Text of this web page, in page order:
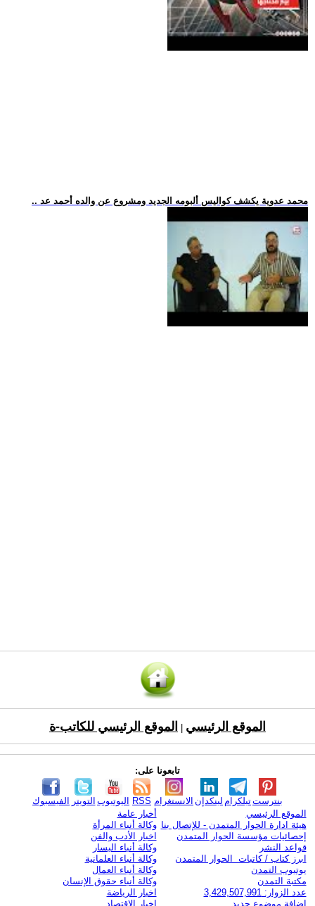
.. محمد عدوية يكشف كواليس ألبومه الجديد ومشروع عن والده أحمد عد
الموقع الرئيسي الموقع الرئيسي للكاتب-ة
تابعونا على:
الفيسبوك التويتر اليوتيوب RSS الانستغرام لينكدإن تيلكرامبنترست
الموقع الرئيسي
هيئة ادارة الحوار المتمدن - للإتصال بنا
إحصائيات مؤسسة الحوار المتمدن
قواعد النشر
ابرز كتاب / كاتبات الحوار المتمدن
يوتيوب التمدن
مكتبة التمدن
عدد الزوار: 3,429,507,991
اضافة موضوع جديد
أخبار عامة
وكالة أنباء المرأة
اخبار الأدب والفن
وكالة أنباء اليسار
وكالة أنباء العلمانية
وكالة أنباء العمال
وكالة أنباء حقوق الإنسان
اخبار الرياضة
اخبار الاقتصاد